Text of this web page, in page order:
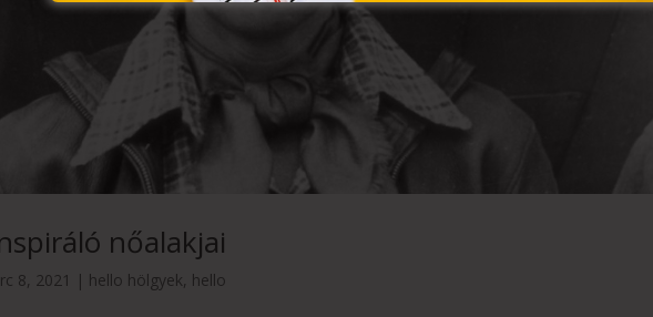
nőalakjai
8, 2021 | hello hölgyek, hello